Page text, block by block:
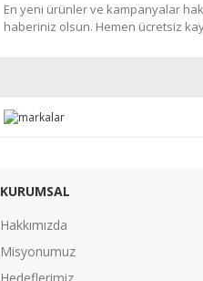
En yeni ürünler ve kampanyalar
haberiniz olsun. Hemen ücretsiz
KURUMSAL
Hakkımızda
Misyonumuz